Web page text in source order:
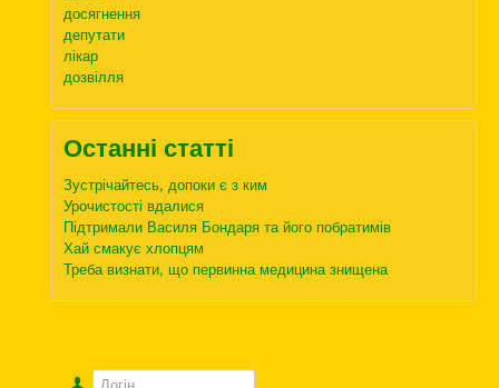
досягнення
депутати
лікар
дозвілля
Останні статті
Зустрічайтесь, допоки є з ким
Урочистості вдалися
Підтримали Василя Бондаря та його побратимів
Хай смакує хлопцям
Треба визнати, що первинна медицина знищена
Логін